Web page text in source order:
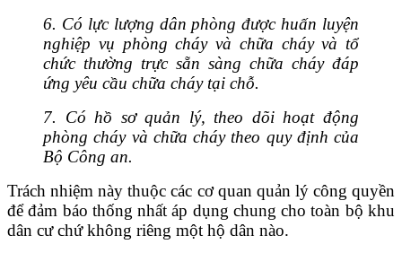
6. Có lực lượng dân phòng được huấn luyện
nghiệp vụ phòng cháy và chữa cháy và tổ
chức thường trực sẵn sàng chữa cháy đáp
ứng yêu cầu chữa cháy tại chỗ.
7. Có hồ sơ quản lý, theo dõi hoạt động
phòng cháy và chữa cháy theo quy định của
Bộ Công an.
Trách nhiệm này thuộc các cơ quan quản lý công quyền
để đảm báo thống nhất áp dụng chung cho toàn bộ khu
dân cư chứ không riêng một hộ dân nào.